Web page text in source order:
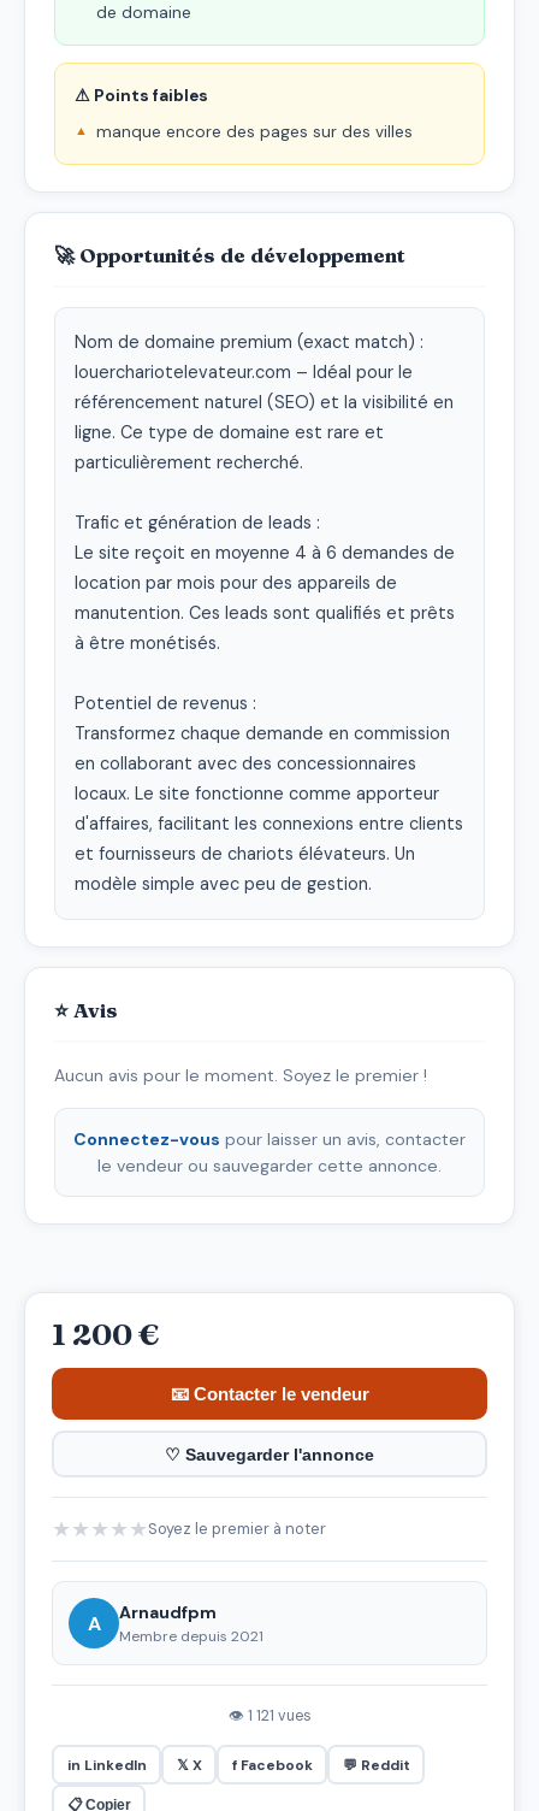
de domaine
⚠ Points faibles
manque encore des pages sur des villes
🚀 Opportunités de développement
Nom de domaine premium (exact match) :
louerchariotelevateur.com – Idéal pour le
référencement naturel (SEO) et la visibilité en
ligne. Ce type de domaine est rare et
particulièrement recherché.
Trafic et génération de leads :
Le site reçoit en moyenne 4 à 6 demandes de
location par mois pour des appareils de
manutention. Ces leads sont qualifiés et prêts
à être monétisés.
Potentiel de revenus :
Transformez chaque demande en commission
en collaborant avec des concessionnaires
locaux. Le site fonctionne comme apporteur
d'affaires, facilitant les connexions entre clients
et fournisseurs de chariots élévateurs. Un
modèle simple avec peu de gestion.
⭐ Avis
Aucun avis pour le moment. Soyez le premier !
Connectez-vous pour laisser un avis, contacter
le vendeur ou sauvegarder cette annonce.
1 200 €
📧 Contacter le vendeur
♡ Sauvegarder l'annonce
★★★★★Soyez le premier à noter
A Arnaudfpm
Membre depuis 2021
👁 1 121 vues
in LinkedIn 𝕏 X f Facebook 💬 Reddit
📋 Copier